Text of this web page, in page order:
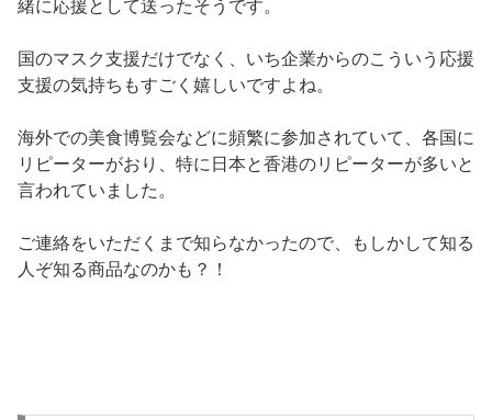
緒に応援として送ったそうです。
国のマスク支援だけでなく、いち企業からのこういう応援
支援の気持ちもすごく嬉しいですよね。
海外での美食博覧会などに頻繁に参加されていて、各国に
リピーターがおり、特に日本と香港のリピーターが多いと
言われていました。
ご連絡をいただくまで知らなかったので、もしかして知る
人ぞ知る商品なのかも？！